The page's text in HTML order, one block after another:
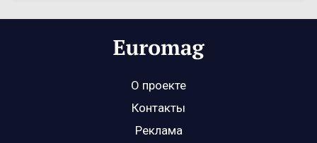
О проекте
Контакты
Реклама